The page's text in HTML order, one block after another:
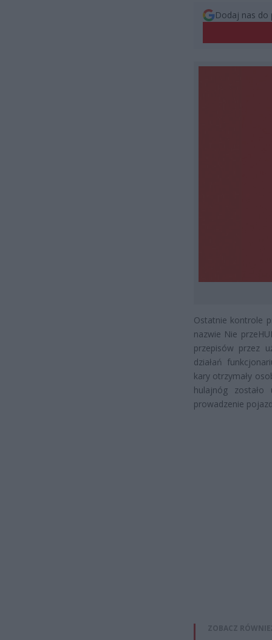
Dodaj nas do
Ostatnie kontrole
nazwie Nie
przepisów przez
działań
kary otrzymały
hulajnóg
prowadzenie
ZOBACZ